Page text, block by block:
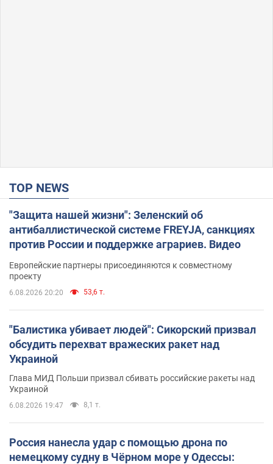
TOP NEWS
"Защита нашей жизни": Зеленский об
антибаллистической системе FREYJA, санкциях
против России и поддержке аграриев. Видео
Европейские партнеры присоединяются к совместному
проекту
6.08.2026 20:20 53,6 т.
"Балистика убивает людей": Сикорский призвал
обсудить перехват вражеских ракет над
Украиной
Глава МИД Польши призвал сбивать российские ракеты над
Украиной
6.08.2026 19:47 8,1 т.
Россия нанесла удар с помощью дрона по
немецкому судну в Чёрном море у Одессы: